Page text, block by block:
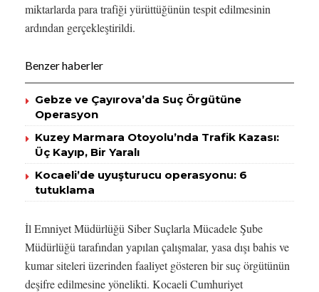
miktarlarda para trafiği yürüttüğünün tespit edilmesinin
ardından gerçekleştirildi.
Benzer haberler
Gebze ve Çayırova’da Suç Örgütüne
Operasyon
Kuzey Marmara Otoyolu’nda Trafik Kazası:
Üç Kayıp, Bir Yaralı
Kocaeli’de uyuşturucu operasyonu: 6
tutuklama
İl Emniyet Müdürlüğü Siber Suçlarla Mücadele Şube
Müdürlüğü tarafından yapılan çalışmalar, yasa dışı bahis ve
kumar siteleri üzerinden faaliyet gösteren bir suç örgütünün
deşifre edilmesine yönelikti. Kocaeli Cumhuriyet